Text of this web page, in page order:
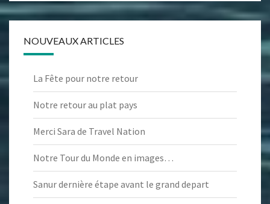
NOUVEAUX ARTICLES
La Fête pour notre retour
Notre retour au plat pays
Merci Sara de Travel Nation
Notre Tour du Monde en images…
Sanur dernière étape avant le grand depart